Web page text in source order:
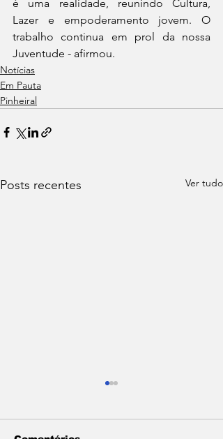
é uma realidade, reunindo Cultura,
Lazer e empoderamento jovem. O
trabalho continua em prol da nossa
Juventude - afirmou.
Notícias
Em Pauta
Pinheiral
Posts recentes Ver tudo